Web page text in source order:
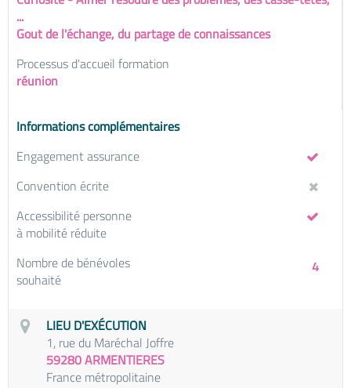
...
Gout de l'échange, du partage de connaissances
Processus d'accueil formation
réunion
Informations complémentaires
Engagement assurance
Convention écrite
Accessibilité personne
à mobilité réduite
4
Nombre de bénévoles
souhaité
LIEU D'EXÉCUTION
1, rue du Maréchal Joffre
59280 ARMENTIERES
France métropolitaine